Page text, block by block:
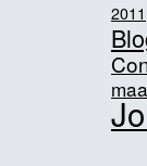
2011